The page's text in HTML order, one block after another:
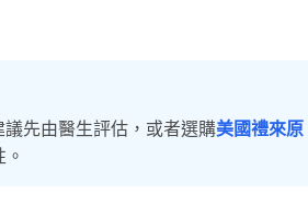
先由醫生評估，或者選購美國禮來原